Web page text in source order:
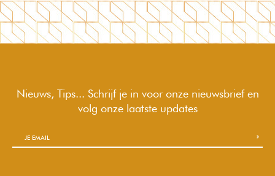
Nieuws, Tips... Schrijf je in voor onze nieuwsbrief en
volg onze laatste updates